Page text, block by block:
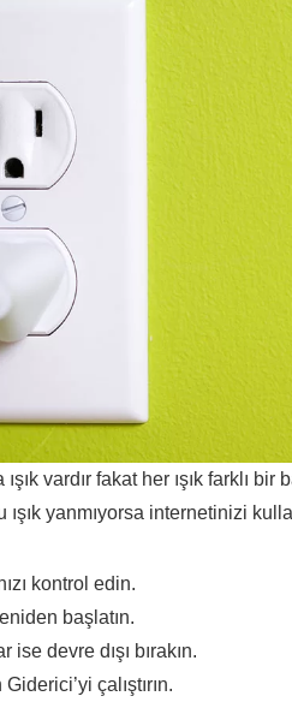
vardır fakat her ışık farklı bir
ışık yanmıyorsa internetinizi
kontrol edin.
başlatın.
ise devre dışı bırakın.
çalıştırın.